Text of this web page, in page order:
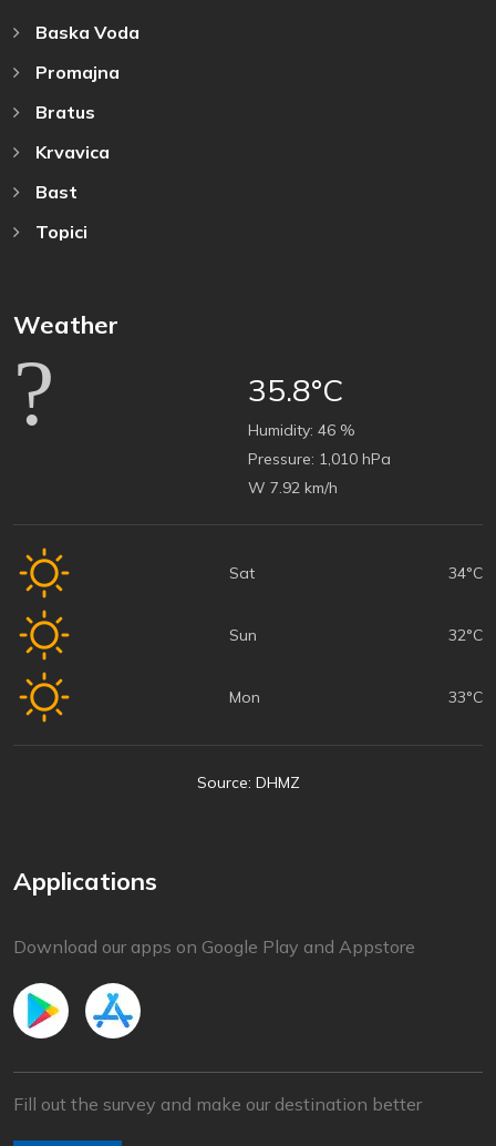
Baska Voda
Promajna
Bratus
Krvavica
Bast
Topici
Weather
35.8°C
Humidity: 46 %
Pressure: 1,010 hPa
W 7.92 km/h
Sat 34°C
Sun 32°C
Mon 33°C
Source: DHMZ
Applications
Download our apps on Google Play and Appstore
Fill out the survey and make our destination better